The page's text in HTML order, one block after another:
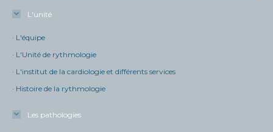
L'unité
· L'équipe
· L'Unité de rythmologie
· L'institut de la cardiologie et différents services
· Histoire de la rythmologie
Les pathologies